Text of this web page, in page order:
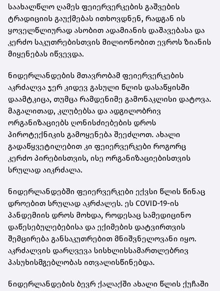
საახალწლო ღამეს ფეიერვერკების გაშვების
ტრადიციის გაუქმებას ითხოვდნენ, რადგან ის
ყოველწლიურად ასობით ადამიანის დაშავებასა და
კერძო საკუთრებისთვის მილიონობით ევროს ზიანის
მიყენებას იწვევდა.
ნიდერლანდების მთავრობამ ფეიერვერკების
აკრძალვა ჯერ კიდევ გასული წლის დასაწყისში
დაამტკიცა, თუმცა რამდენიმე გამონაკლისი დატოვა.
მაგალითად, კლუბებსა და ადგილობრივ
ორგანიზაციებს ღონისძიებების დროს
პიროტექნიკის გამოყენება შეეძლოთ. ახალი
გადაწყვეტილებით კი ფეიერვერკები როგორც
კერძო პირებისთვის, ისე ორგანიზაციებისთვის
სრულად აიკრძალა.
ნიდერლანდებში ფეიერვერკები ექვსი წლის წინაც
დროებით სრულად აკრძალეს. ეს COVID-19-ის
პანდემიის დროს მოხდა, როდესაც სამედიცინო
დაწესებულებებისა და ექიმების დატვირთვის
შემცირება განსაკუთრებით მნიშვნელოვანი იყო.
აკრძალვის დარღვევა სისხლისსამართლებრივ
პასუხისმგებლობას ითვალისწინებდა.
ნიდერლანდების ბევრ ქალაქში ახალი წლის ქუჩაში